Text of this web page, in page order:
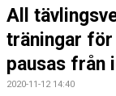
HEM
NYHETER
FÖRENINGEN
All
träningar
pausas från
2020-11-12 14:40